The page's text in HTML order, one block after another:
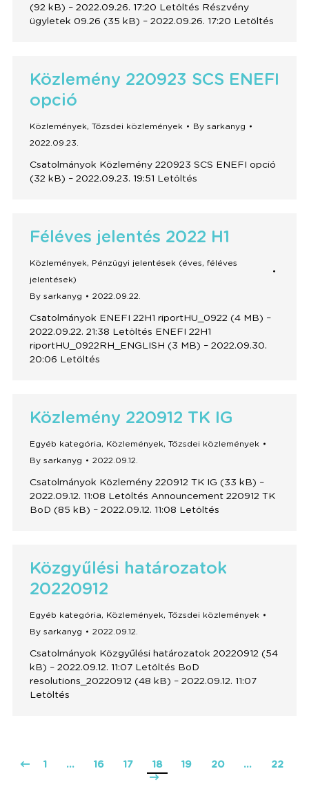
(92 kB) – 2022.09.26. 17:20 Letöltés Részvény
ügyletek 09.26 (35 kB) – 2022.09.26. 17:20 Letöltés
Közlemény 220923 SCS ENEFI
opció
Közlemények, Tőzsdei közlemények By sarkanyg
2022.09.23.
Csatolmányok Közlemény 220923 SCS ENEFI opció
(32 kB) – 2022.09.23. 19:51 Letöltés
Féléves jelentés 2022 H1
Közlemények, Pénzügyi jelentések (éves, féléves
jelentések)
By sarkanyg 2022.09.22.
Csatolmányok ENEFI 22H1 riportHU_0922 (4 MB) –
2022.09.22. 21:38 Letöltés ENEFI 22H1
riportHU_0922RH_ENGLISH (3 MB) – 2022.09.30.
20:06 Letöltés
Közlemény 220912 TK IG
Egyéb kategória, Közlemények, Tőzsdei közlemények
By sarkanyg 2022.09.12.
Csatolmányok Közlemény 220912 TK IG (33 kB) –
2022.09.12. 11:08 Letöltés Announcement 220912 TK
BoD (85 kB) – 2022.09.12. 11:08 Letöltés
Közgyűlési határozatok
20220912
Egyéb kategória, Közlemények, Tőzsdei közlemények
By sarkanyg 2022.09.12.
Csatolmányok Közgyűlési határozatok 20220912 (54
kB) – 2022.09.12. 11:07 Letöltés BoD
resolutions_20220912 (48 kB) – 2022.09.12. 11:07
Letöltés
1 … 16 17 18 19 20 … 22